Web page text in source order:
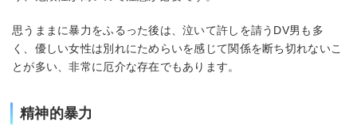
思うままに暴力をふるった後は、泣いて許しを請うDV男も多
く、優しい女性は別れにためらいを感じて関係を断ち切れないこ
とが多い、非常に厄介な存在でもあります。
精神的暴力